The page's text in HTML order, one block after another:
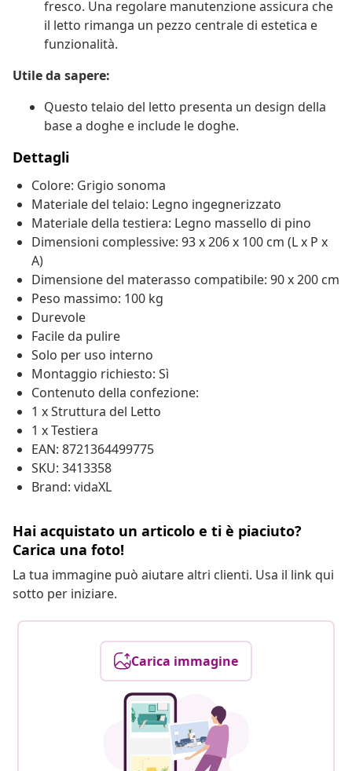
fresco. Una regolare manutenzione assicura che
il letto rimanga un pezzo centrale di estetica e
funzionalità.
Utile da sapere:
Questo telaio del letto presenta un design della
base a doghe e include le doghe.
Dettagli
Colore: Grigio sonoma
Materiale del telaio: Legno ingegnerizzato
Materiale della testiera: Legno massello di pino
Dimensioni complessive: 93 x 206 x 100 cm (L x P x
A)
Dimensione del materasso compatibile: 90 x 200 cm
Peso massimo: 100 kg
Durevole
Facile da pulire
Solo per uso interno
Montaggio richiesto: Sì
Contenuto della confezione:
1 x Struttura del Letto
1 x Testiera
EAN: 8721364499775
SKU: 3413358
Brand: vidaXL
Hai acquistato un articolo e ti è piaciuto?
Carica una foto!
La tua immagine può aiutare altri clienti. Usa il link qui
sotto per iniziare.
Carica immagine